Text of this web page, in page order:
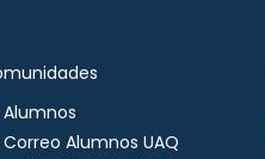
Alumnos
Correo Alumnos UAQ